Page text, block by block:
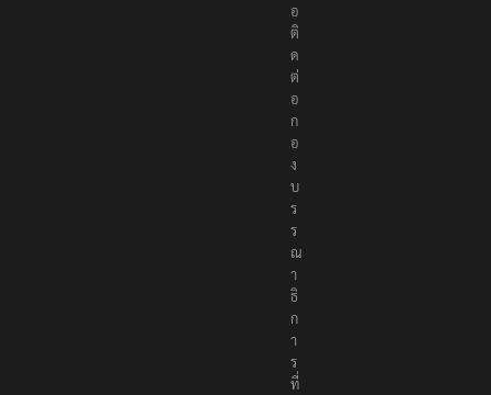
อ
ติ
ด
ต่
อ
ก
อ
ง
บ
ร
ร
ณ
า
ธิ
ก
า
ร
ที่